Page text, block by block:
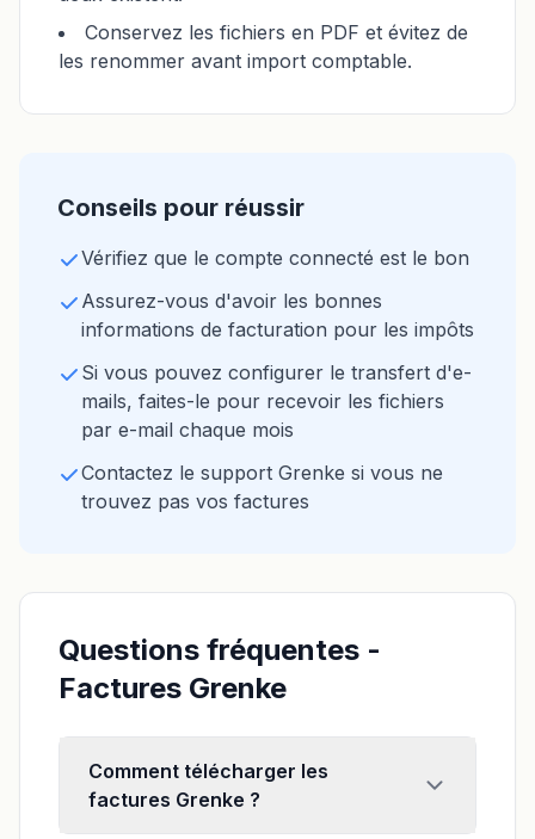
Conservez les fichiers en PDF et évitez de
les renommer avant import comptable.
Conseils pour réussir
Vérifiez que le compte connecté est le bon
Assurez-vous d'avoir les bonnes
informations de facturation pour les impôts
Si vous pouvez configurer le transfert d'e-
mails, faites-le pour recevoir les fichiers
par e-mail chaque mois
Contactez le support Grenke si vous ne
trouvez pas vos factures
Questions fréquentes -
Factures Grenke
Comment télécharger les
factures Grenke ?